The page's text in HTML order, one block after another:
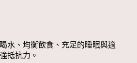
水、均衡飲食、充足的睡眠與適
抵抗力。